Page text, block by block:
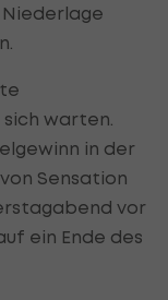
warten.
in der
Sensation
vor
ein Ende des